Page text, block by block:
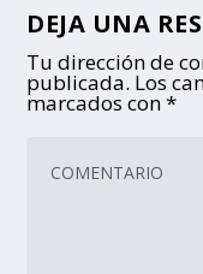
DEJA UNA
Tu dirección de
publicada. Los
marcados con*